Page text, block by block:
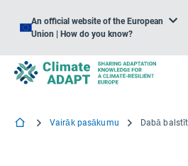
An official website of the European
Union | How do you know?
Vairāk pasākumu